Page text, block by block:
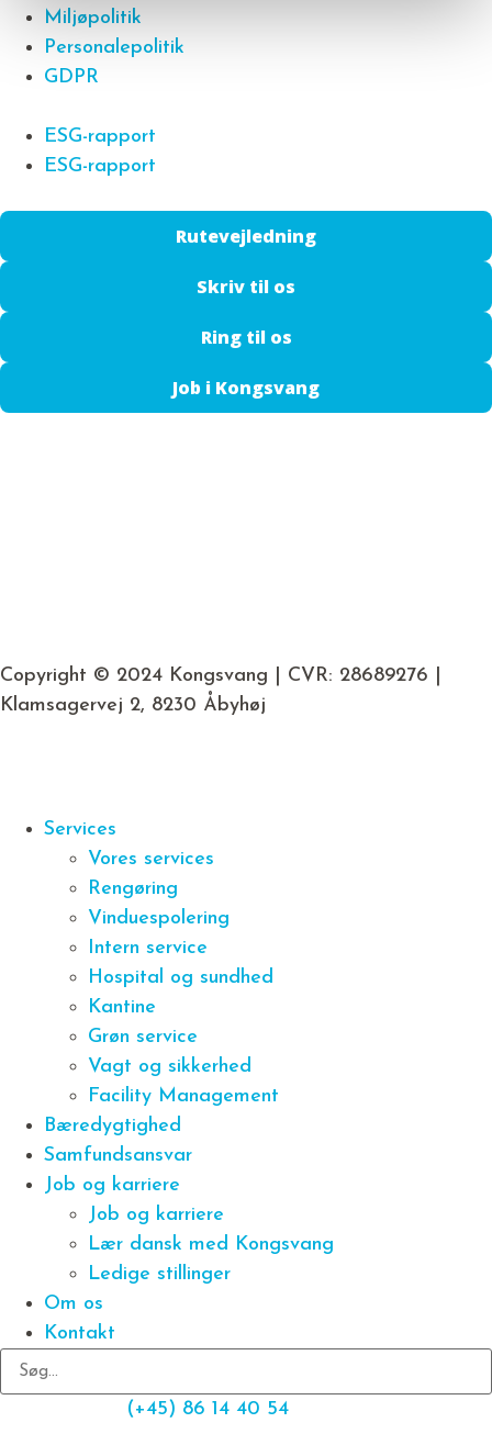
Miljøpolitik
Personalepolitik
GDPR
ESG-rapport
ESG-rapport
Rutevejledning
Skriv til os
Ring til os
Job i Kongsvang
Copyright © 2024 Kongsvang | CVR: 28689276 |
Klamsagervej 2, 8230 Åbyhøj
Services
Vores services
Rengøring
Vinduespolering
Intern service
Hospital og sundhed
Kantine
Grøn service
Vagt og sikkerhed
Facility Management
Bæredygtighed
Samfundsansvar
Job og karriere
Job og karriere
Lær dansk med Kongsvang
Ledige stillinger
Om os
Kontakt
(+45) 86 14 40 54